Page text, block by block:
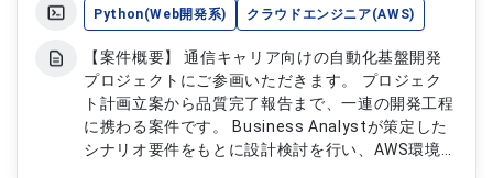
Python(Web開発系) クラウドエンジニア(AWS)
【案件概要】 通信キャリア向けの自動化基盤開発
プロジェクトにご参画いただきます。 プロジェク
ト計画立案から品質完了報告まで、一連の開発工程
に携わる案件です。 Business Analystが策定した
シナリオ要件をもとに設計検討を行い、AWS環境で